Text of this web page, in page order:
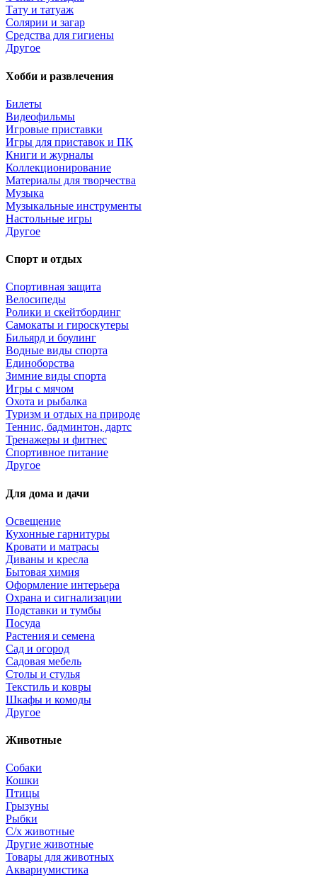
Тату и татуаж
Солярии и загар
Средства для гигиены
Другое
Хобби и развлечения
Билеты
Видеофильмы
Игровые приставки
Игры для приставок и ПК
Книги и журналы
Коллекционирование
Материалы для творчества
Музыка
Музыкальные инструменты
Настольные игры
Другое
Спорт и отдых
Спортивная защита
Велосипеды
Ролики и скейтбординг
Самокаты и гироскутеры
Бильярд и боулинг
Водные виды спорта
Единоборства
Зимние виды спорта
Игры с мячом
Охота и рыбалка
Туризм и отдых на природе
Теннис, бадминтон, дартс
Тренажеры и фитнес
Спортивное питание
Другое
Для дома и дачи
Освещение
Кухонные гарнитуры
Кровати и матрасы
Диваны и кресла
Бытовая химия
Оформление интерьера
Охрана и сигнализации
Подставки и тумбы
Посуда
Растения и семена
Сад и огород
Садовая мебель
Столы и стулья
Текстиль и ковры
Шкафы и комоды
Другое
Животные
Собаки
Кошки
Птицы
Грызуны
Рыбки
С/х животные
Другие животные
Товары для животных
Аквариумистика